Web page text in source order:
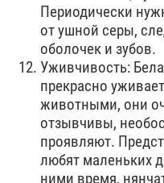
Периодически
от ушной серы,
оболочек и зубов.
Уживчивость:
прекрасно
животными, они
отзывчивы,
проявляют.
любят маленьких
ними время,